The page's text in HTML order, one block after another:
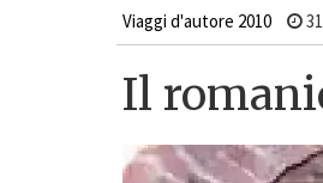
Viaggi d'autore 2010
Il